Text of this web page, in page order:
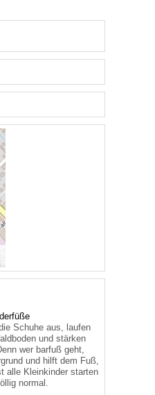
Schuhe aus, laufen
und stärken
wer barfuß geht,
und hilft dem Fuß,
alle Kleinkinder starten
normal.